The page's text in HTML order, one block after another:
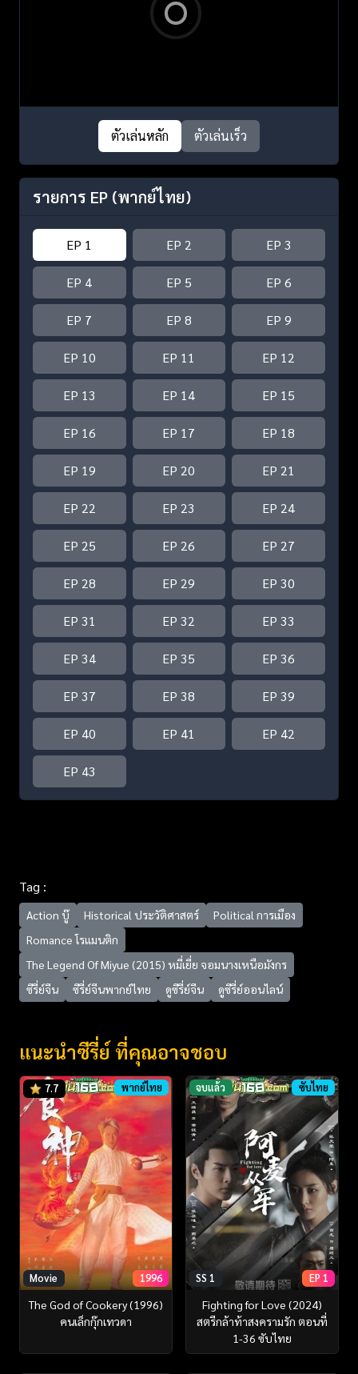
ตัวเล่นหลัก ตัวเล่นเร็ว
รายการ EP (พากย์ไทย)
EP 1 EP 2 EP 3
EP 4 EP 5 EP 6
EP 7 EP 8 EP 9
EP 10 EP 11 EP 12
EP 13 EP 14 EP 15
EP 16 EP 17 EP 18
EP 19 EP 20 EP 21
EP 22 EP 23 EP 24
EP 25 EP 26 EP 27
EP 28 EP 29 EP 30
EP 31 EP 32 EP 33
EP 34 EP 35 EP 36
EP 37 EP 38 EP 39
EP 40 EP 41 EP 42
EP 43
Tag :
Action บู๊ Historical ประวัติศาสตร์
Political การเมือง
Romance โรแมนติก
The Legend Of Miyue (2015) หมี่เยี่ย จอมนางเหนือมังกร
ซีรี่ย์จีน
ซีรี่ย์จีนพากย์ไทย ดูซีรี่ย์จีน ดูซีรี่ย์ออนไลน์
แนะนำซีรี่ย์ ที่คุณอาจชอบ
7.7 พากย์ไทย
Movie 1996
The God of Cookery (1996)
คนเล็กกุ๊กเทวดา
จบแล้ว ซับไทย
SS 1 EP 1
Fighting for Love (2024)
สตรีกล้าท้าสงครามรัก ตอนที่
1-36 ซับไทย